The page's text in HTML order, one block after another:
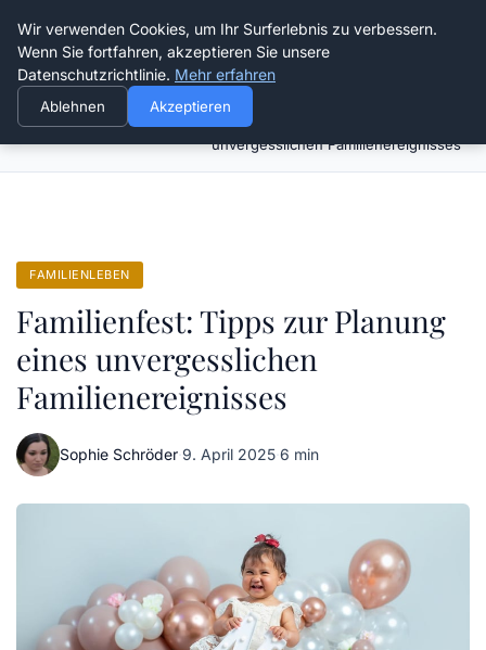
Verflixt-und-aufgetrennt.de
Familienfest: Tipps zur Planung eines
unvergesslichen Familienereignisses
FAMILIENLEBEN
Familienfest: Tipps zur Planung
eines unvergesslichen
Familienereignisses
Sophie Schröder·9. April 2025·6 min
Wir verwenden Cookies, um Ihr Surferlebnis zu verbessern.
Wenn Sie fortfahren, akzeptieren Sie unsere
Datenschutzrichtlinie. Mehr erfahren
Ablehnen Akzeptieren